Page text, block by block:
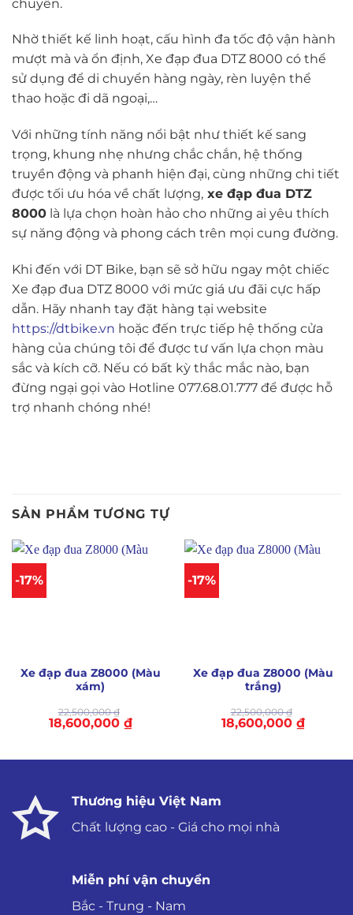
chuyển.
Nhờ thiết kế linh hoạt, cấu hình đa tốc độ vận hành
mượt mà và ổn định, Xe đạp đua DTZ 8000 có thể
sử dụng để di chuyển hàng ngày, rèn luyện thể
thao hoặc đi dã ngoại,…
Với những tính năng nổi bật như thiết kế sang
trọng, khung nhẹ nhưng chắc chắn, hệ thống
truyền động và phanh hiện đại, cùng những chi tiết
được tối ưu hóa về chất lượng, xe đạp đua DTZ
8000 là lựa chọn hoàn hảo cho những ai yêu thích
sự năng động và phong cách trên mọi cung đường.
Khi đến với DT Bike, bạn sẽ sở hữu ngay một chiếc
Xe đạp đua DTZ 8000 với mức giá ưu đãi cực hấp
dẫn. Hãy nhanh tay đặt hàng tại website
https://dtbike.vn hoặc đến trực tiếp hệ thống cửa
hàng của chúng tôi để được tư vấn lựa chọn màu
sắc và kích cỡ. Nếu có bất kỳ thắc mắc nào, bạn
đừng ngại gọi vào Hotline 077.68.01.777 để được hỗ
trợ nhanh chóng nhé!
SẢN PHẨM TƯƠNG TỰ
-17%
Xe đạp đua Z8000 (Màu
xám)
22,500,000₫
Giá
gốc
18,600,000 ₫Giá
hiện
18,600,000 ₫.
-17%
Xe đạp đua Z8000 (Màu
trắng)
22,500,000₫
Giá
gốc
18,600,000 ₫Giá
hiện
Thương hiệu Việt Nam
Chất lượng cao - Giá cho mọi nhà
Miễn phí vận chuyển
Bắc - Trung - Nam